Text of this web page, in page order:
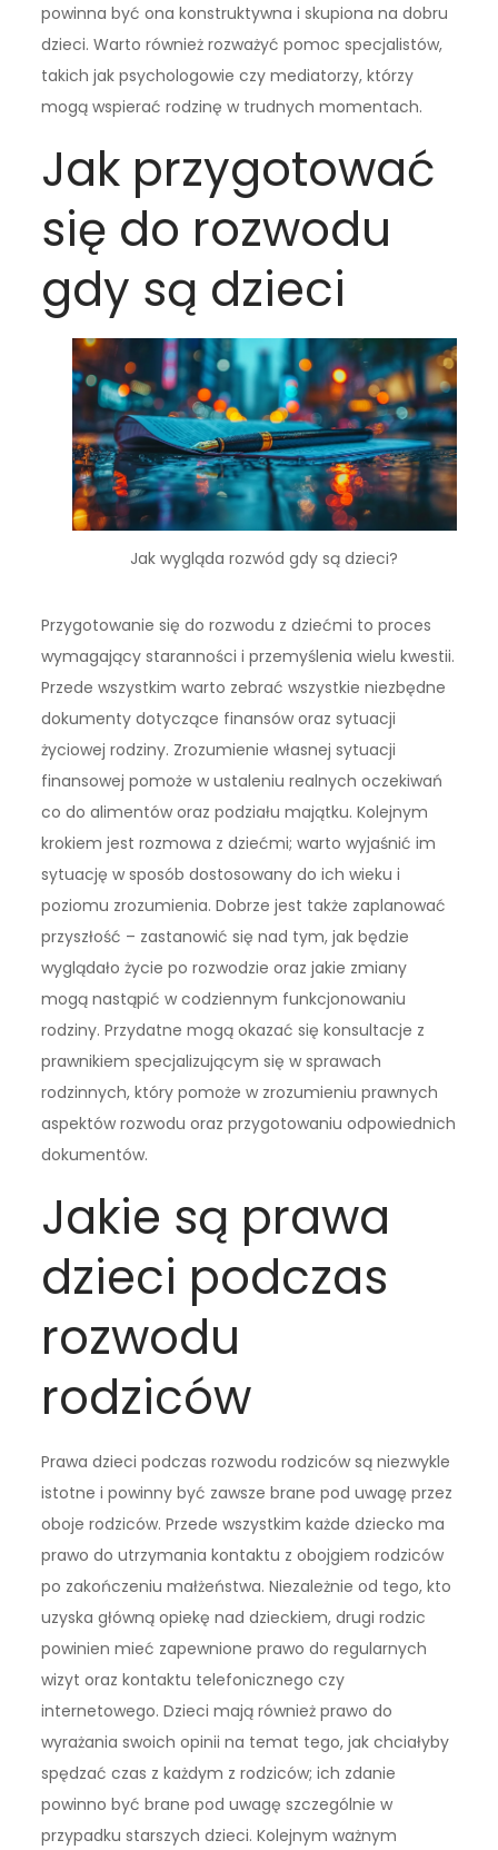
powinna być ona konstruktywna i skupiona na dobru
dzieci. Warto również rozważyć pomoc specjalistów,
takich jak psychologowie czy mediatorzy, którzy
mogą wspierać rodzinę w trudnych momentach.
Jak przygotować
się do rozwodu
gdy są dzieci
Jak wygląda rozwód gdy są dzieci?
Przygotowanie się do rozwodu z dziećmi to proces
wymagający staranności i przemyślenia wielu kwestii.
Przede wszystkim warto zebrać wszystkie niezbędne
dokumenty dotyczące finansów oraz sytuacji
życiowej rodziny. Zrozumienie własnej sytuacji
finansowej pomoże w ustaleniu realnych oczekiwań
co do alimentów oraz podziału majątku. Kolejnym
krokiem jest rozmowa z dziećmi; warto wyjaśnić im
sytuację w sposób dostosowany do ich wieku i
poziomu zrozumienia. Dobrze jest także zaplanować
przyszłość – zastanowić się nad tym, jak będzie
wyglądało życie po rozwodzie oraz jakie zmiany
mogą nastąpić w codziennym funkcjonowaniu
rodziny. Przydatne mogą okazać się konsultacje z
prawnikiem specjalizującym się w sprawach
rodzinnych, który pomoże w zrozumieniu prawnych
aspektów rozwodu oraz przygotowaniu odpowiednich
dokumentów.
Jakie są prawa
dzieci podczas
rozwodu
rodziców
Prawa dzieci podczas rozwodu rodziców są niezwykle
istotne i powinny być zawsze brane pod uwagę przez
oboje rodziców. Przede wszystkim każde dziecko ma
prawo do utrzymania kontaktu z obojgiem rodziców
po zakończeniu małżeństwa. Niezależnie od tego, kto
uzyska główną opiekę nad dzieckiem, drugi rodzic
powinien mieć zapewnione prawo do regularnych
wizyt oraz kontaktu telefonicznego czy
internetowego. Dzieci mają również prawo do
wyrażania swoich opinii na temat tego, jak chciałyby
spędzać czas z każdym z rodziców; ich zdanie
powinno być brane pod uwagę szczególnie w
przypadku starszych dzieci. Kolejnym ważnym